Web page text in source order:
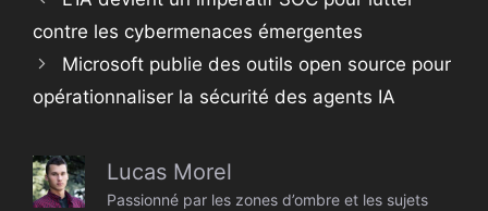
contre les cybermenaces émergentes
Microsoft publie des outils open source pour
opérationnaliser la sécurité des agents IA
Lucas Morel
Passionné par les zones d’ombre et les sujets